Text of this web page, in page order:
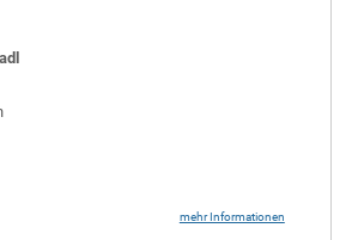
mehr Informationen